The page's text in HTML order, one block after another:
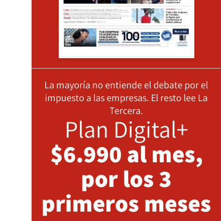
La mayoría no entiende el debate por el
impuesto a las empresas. El resto lee La
Tercera.
Plan Digital+
$6.990 al mes,
por los 3
primeros meses